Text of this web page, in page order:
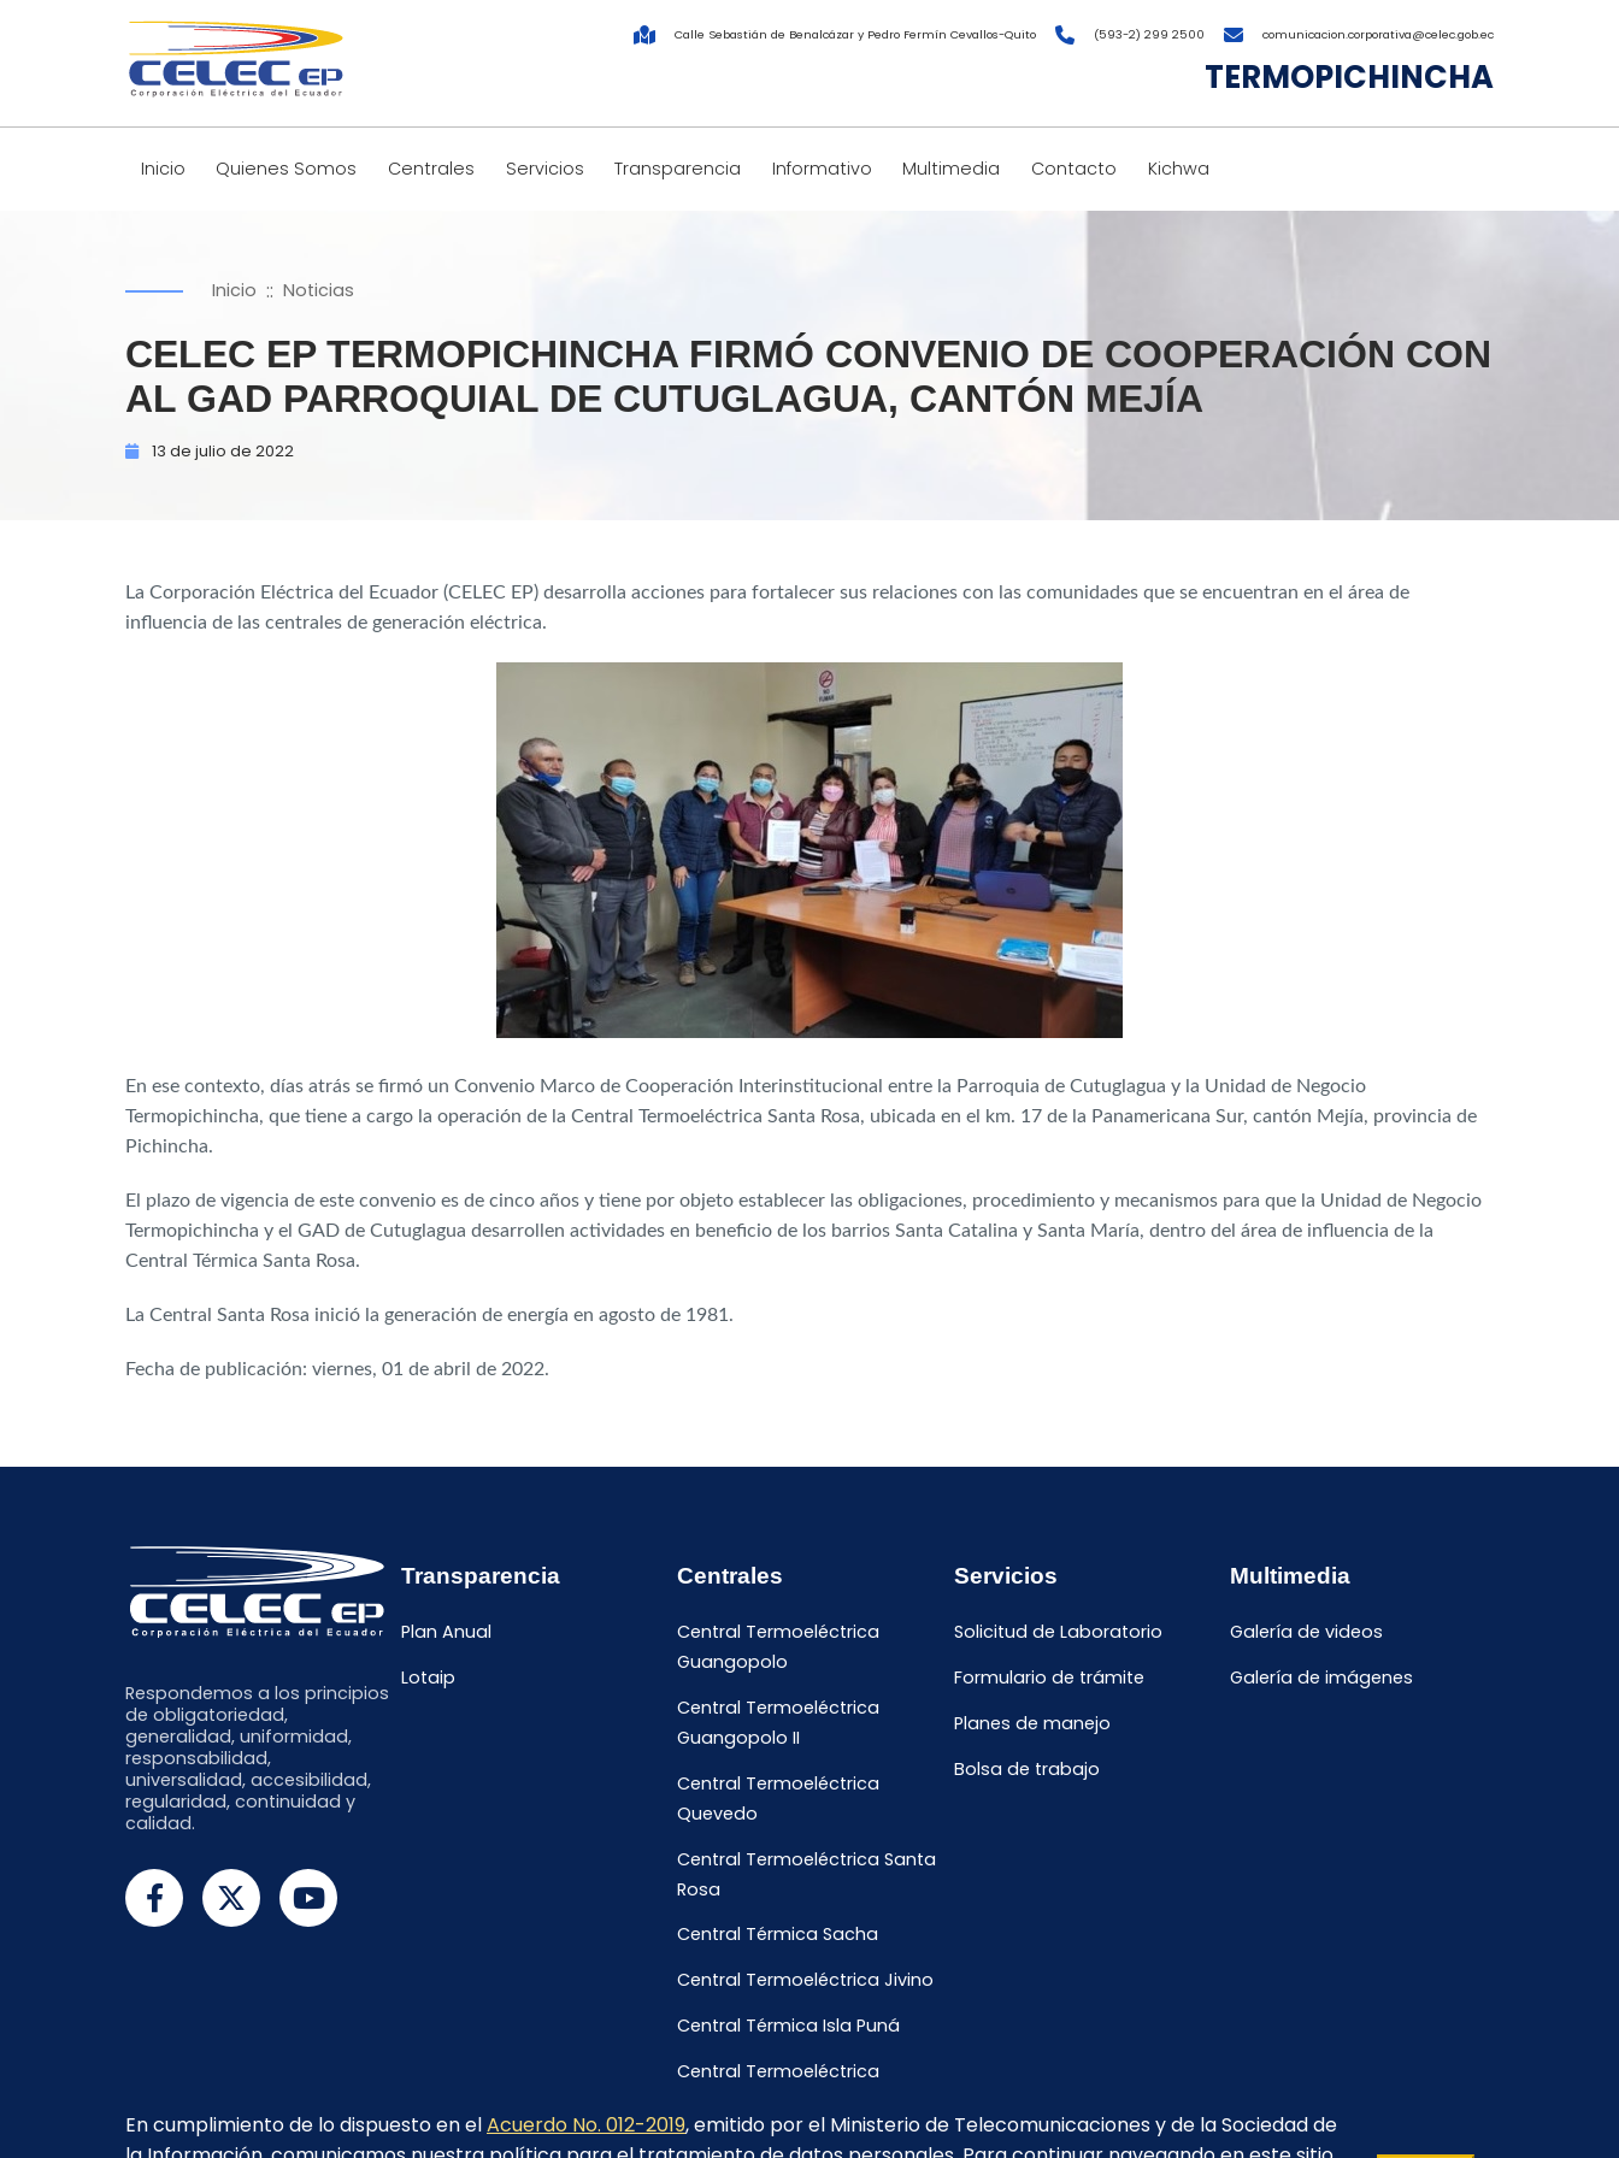
Calle Sebastián de Benalcázar y Pedro Fermín Cevallos-Quito (593-2) 299 2500 comunicacion.corporativa@celec.gob.ec
TERMOPICHINCHA
Inicio Quienes Somos Centrales Servicios Transparencia Informativo Multimedia Contacto Kichwa
Inicio :: Noticias
CELEC EP TERMOPICHINCHA FIRMÓ CONVENIO DE COOPERACIÓN CON
AL GAD PARROQUIAL DE CUTUGLAGUA, CANTÓN MEJÍA
13 de julio de 2022
La Corporación Eléctrica del Ecuador (CELEC EP) desarrolla acciones para fortalecer sus relaciones con las comunidades que se encuentran en el área de
influencia de las centrales de generación eléctrica.
En ese contexto, días atrás se firmó un Convenio Marco de Cooperación Interinstitucional entre la Parroquia de Cutuglagua y la Unidad de Negocio
Termopichincha, que tiene a cargo la operación de la Central Termoeléctrica Santa Rosa, ubicada en el km. 17 de la Panamericana Sur, cantón Mejía, provincia de
Pichincha.
El plazo de vigencia de este convenio es de cinco años y tiene por objeto establecer las obligaciones, procedimiento y mecanismos para que la Unidad de Negocio
Termopichincha y el GAD de Cutuglagua desarrollen actividades en beneficio de los barrios Santa Catalina y Santa María, dentro del área de influencia de la
Central Térmica Santa Rosa.
La Central Santa Rosa inició la generación de energía en agosto de 1981.
Fecha de publicación: viernes, 01 de abril de 2022.
Respondemos a los principios
de obligatoriedad,
generalidad, uniformidad,
responsabilidad,
universalidad, accesibilidad,
regularidad, continuidad y
calidad.
Transparencia
Plan Anual
Lotaip
Centrales
Central Termoeléctrica
Guangopolo
Central Termoeléctrica
Guangopolo II
Central Termoeléctrica
Quevedo
Central Termoeléctrica Santa
Rosa
Central Térmica Sacha
Central Termoeléctrica Jivino
Central Térmica Isla Puná
Central Termoeléctrica
Servicios
Solicitud de Laboratorio
Formulario de trámite
Planes de manejo
Bolsa de trabajo
Multimedia
Galería de videos
Galería de imágenes
En cumplimiento de lo dispuesto en elAcuerdo No. 012-2019, emitido por el Ministerio de Telecomunicaciones y de la Sociedad de